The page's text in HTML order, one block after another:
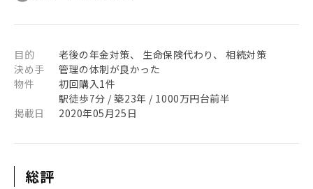
目的
老後の年金対策、 生命保険代わり、 相続対策
決め手
管理の体制が良かった
物件
初回購入1件
駅徒歩7分 / 築23年 / 1000万円台前半
掲載日
2020年05月25日
総評